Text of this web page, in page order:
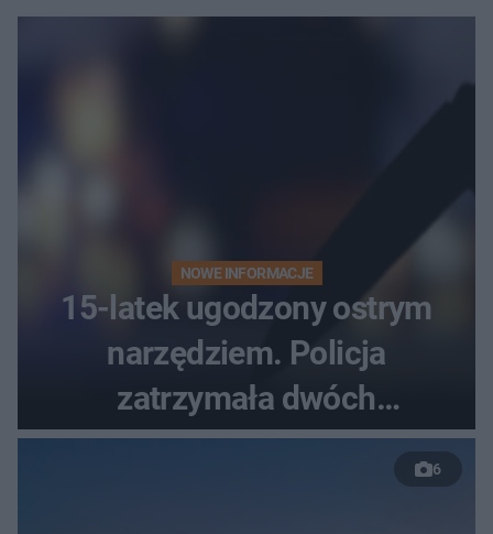
NOWE INFORMACJE
15-latek ugodzony ostrym
narzędziem. Policja
zatrzymała dwóch
nastolatków
6